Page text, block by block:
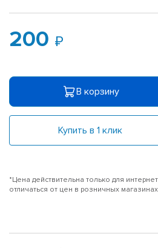
200
В корзину
Купить в 1 клик
*Цена действительна только для
отличаться от цен в розничных магазинах